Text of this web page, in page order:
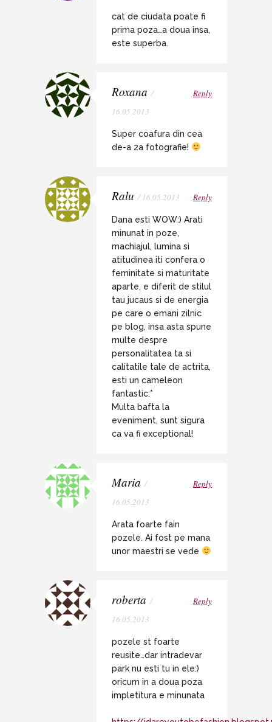
cat de ciudata poate fi
prima poza…a doua insa,
este superba.
Roxana /
16.05.2013
Reply
Super coafura din cea
de-a 2a fotografie!
Ralu / 16.05.2013 Reply
Dana esti WOW:) Arati
minunat in poze,
machiajul, lumina si
atitudinea iti confera o
feminitate si maturitate
aparte, e diferit de stilul
tau jucaus si de energia
pe care o emani zilnic
pe blog, insa asta spune
multe despre
personalitatea ta si
calitatile tale de actrita,
esti un cameleon
fantastic:*
Multa bafta la
eveniment, sunt sigura
ca va fi exceptional!
Maria /
16.05.2013
Reply
Arata foarte fain
pozele. Ai fost pe mana
unor maestri se vede
roberta /
16.05.2013
Reply
pozele st foarte
reusite…dar intradevar
park nu esti tu in ele:)
oricum in a doua poza
impletitura e minunata